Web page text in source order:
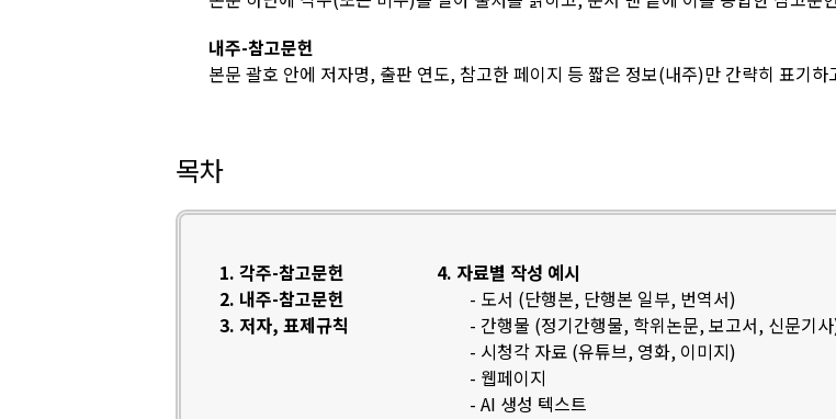
내주-참고문헌
본문 괄호 안에 저자명, 출판 연도, 참고한 페이지 등 짧은 정보(내주)만 간략히 표기
목차
1. 각주-참고문헌
2. 내주-참고문헌
3. 저자, 표제규칙
4. 자료별 작성 예시
- 도서 (단행본, 단행본 일부, 번역서)
- 간행물 (정기간행물, 학위논문, 보고서, 신문기
- 시청각 자료 (유튜브, 영화, 이미지)
- 웹페이지
- AI 생성 텍스트